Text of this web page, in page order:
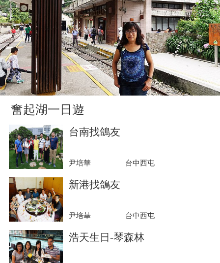
奮起湖一日遊
台南找鴿友
尹培華 台中西屯
新港找鴿友
尹培華 台中西屯
浩天生日-琴森林